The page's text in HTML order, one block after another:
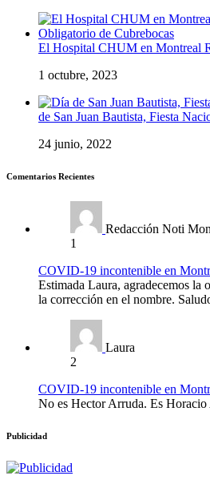
El Hospital CHUM en Montreal
1 octubre, 2023
de San Juan Bautista, Fiesta
24 junio, 2022
Comentarios Recientes
Redacción Noti
1
COVID-19 incontenible en
Estimada Laura, agradecemos la
la corrección en el nombre.
Laura
2
COVID-19 incontenible en
No es Hector Arruda. Es Horacio
Publicidad